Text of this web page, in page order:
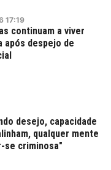
17:19
continuam a viver
após despejo de
desejo, capacidade
qualquer mente
se criminosa"